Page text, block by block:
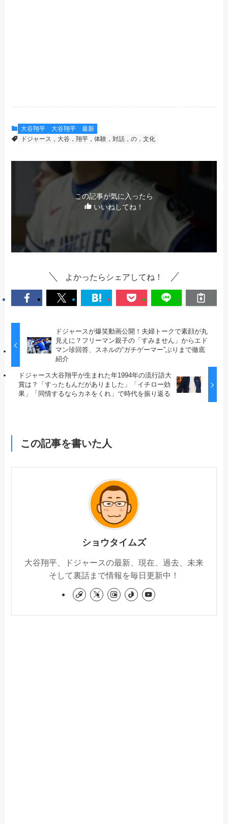
大谷翔平
大谷翔平 最新
ドジャース，大谷，翔平，体験，対話，の，文化
この記事が気に入ったら
いいねしてね！
よかったらシェアしてね！
ドジャースが爆笑動画公開！夫婦トークで素顔が丸
見えに？フリーマン親子の「すみません」からエド
マン珍回答、スネルの“ガチゲーマー”ぶりまで徹底
紹介
ドジャース大谷翔平が生まれた年1994年の流行語大
賞は？「すったもんだがありました」「イチロー効
果」「同情するならカネをくれ」で時代を振り返る
この記事を書いた人
ショウタイムズ
大谷翔平、ドジャースの最新、現在、過去、未来
そして裏話まで情報を毎日更新中！